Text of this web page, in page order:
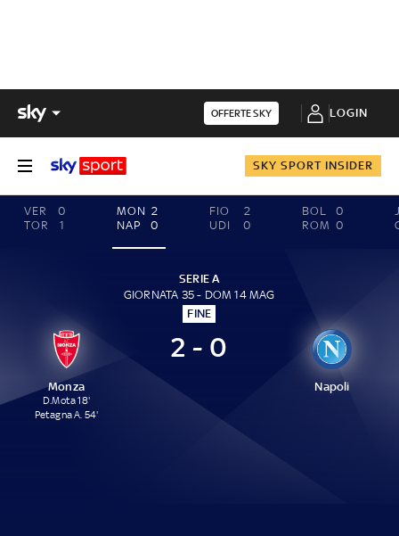
OFFERTE SKY LOGIN
SKY SPORT INSIDER
VER
0
TOR
1
MON 2
NAP
0
FIO
2
UDI
0
BOL
0
ROM 0
SERIE A
GIORNATA 35 - DOM 14 MAG
FINE
Monza
D.Mota 18'
Petagna A. 54'
2 - 0
Napoli